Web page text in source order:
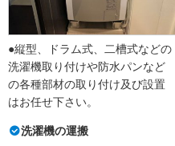
●縦型、ドラム式、二槽式などの
洗濯機取り付けや防水パンなど
の各種部材の取り付け及び設置
はお任せ下さい。
洗濯機の運搬